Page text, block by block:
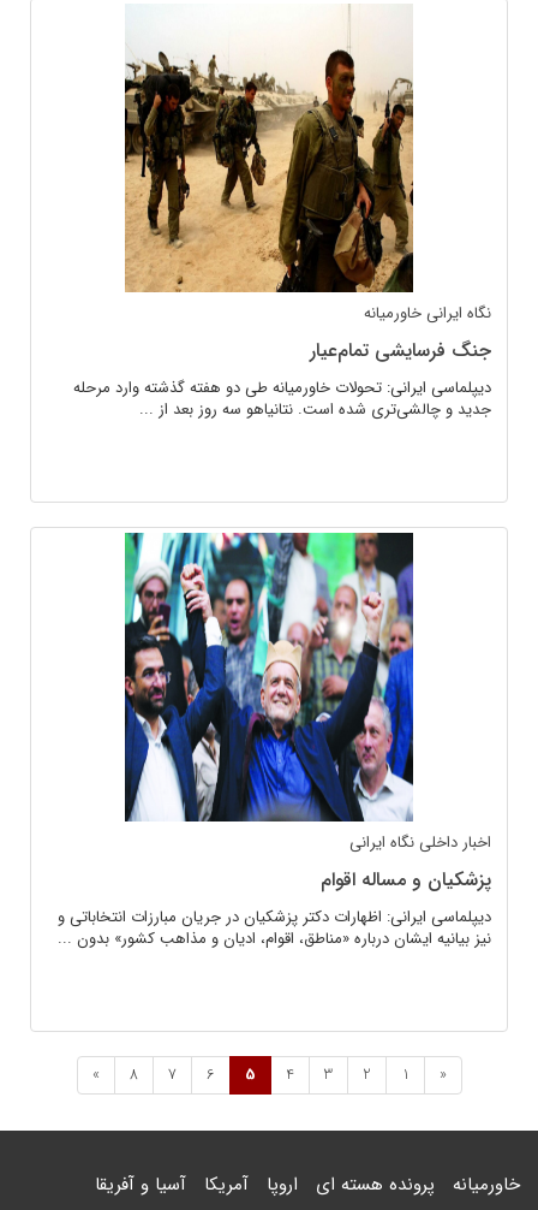
نگاه ایرانی خاورمیانه
جنگ فرسایشی تمام‌عیار
دیپلماسی ایرانی: تحولات خاورمیانه طی دو هفته گذشته وارد مرحله
جدید و چالشی‌تری شده‌ است. نتانیاهو سه روز بعد از ...
اخبار داخلی نگاه ایرانی
پزشکیان و مساله اقوام
دیپلماسی ایرانی: اظهارات دکتر پزشکیان در جریان مبارزات انتخاباتی و
نیز بیانیه‌ ایشان درباره «مناطق، اقوام، ادیان و مذاهب کشور» بدون ...
«
1
2
3
4
5
6
7
8
»
خاورمیانه پرونده هسته ای اروپا آمریکا آسیا و آفریقا